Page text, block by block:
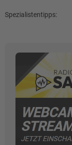
Spezialistentipps: